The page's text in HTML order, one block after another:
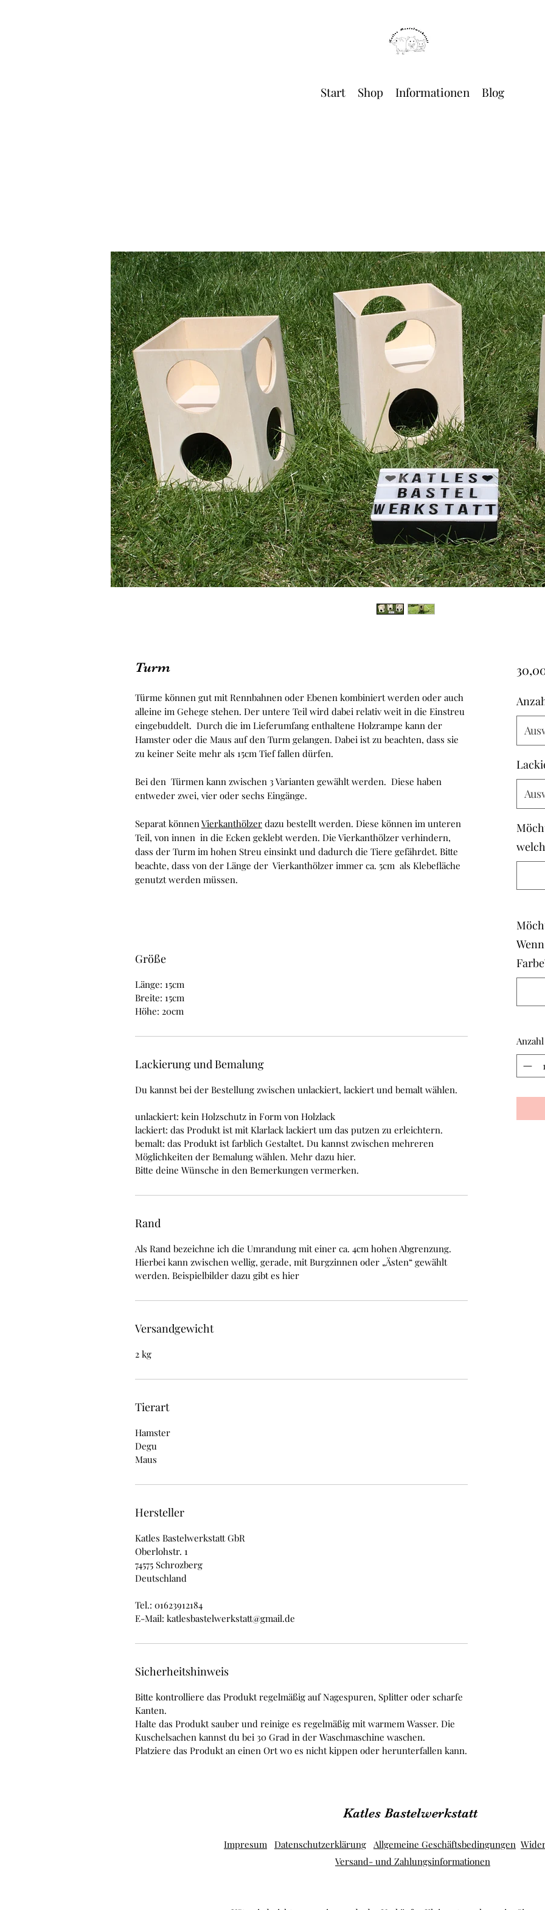
Start Shop Informationen Blog
Turm
Türme können gut mit Rennbahnen oder Ebenen kombiniert werden oder auch
alleine im Gehege stehen. Der untere Teil wird dabei relativ weit in die Einstreu
eingebuddelt. Durch die im Lieferumfang enthaltene Holzrampe kann der
Hamster oder die Maus auf den Turm gelangen. Dabei ist zu beachten, dass sie
zu keiner Seite mehr als 15cm Tief fallen dürfen.
Bei den Türmen kann zwischen 3 Varianten gewählt werden. Diese haben
entweder zwei, vier oder sechs Eingänge.
Separat können Vierkanthölzer dazu bestellt werden. Diese können im unteren
Teil, von innen in die Ecken geklebt werden. Die Vierkanthölzer verhindern,
dass der Turm im hohen Streu einsinkt und dadurch die Tiere gefährdet. Bitte
beachte, dass von der Länge der Vierkanthölzer immer ca. 5cm als Klebefläche
genutzt werden müssen.
Größe
Länge: 15cm
Breite: 15cm
Höhe: 20cm
Lackierung und Bemalung
Du kannst bei der Bestellung zwischen unlackiert, lackiert und bemalt wählen.
unlackiert: kein Holzschutz in Form von Holzlack
lackiert: das Produkt ist mit Klarlack lackiert um das putzen zu erleichtern.
bemalt: das Produkt ist farblich Gestaltet. Du kannst zwischen mehreren
Möglichkeiten der Bemalung wählen. Mehr dazu hier.
Bitte deine Wünsche in den Bemerkungen vermerken.
Rand
Als Rand bezeichne ich die Umrandung mit einer ca. 4cm hohen Abgrenzung.
Hierbei kann zwischen wellig, gerade, mit Burgzinnen oder „Ästen“ gewählt
werden. Beispielbilder dazu gibt es hier
Versandgewicht
2 kg
Tierart
Hamster
Degu
Maus
Hersteller
Katles Bastelwerkstatt GbR
Oberlohstr. 1
74575 Schrozberg
Deutschland
Tel.: 01623912184
E-Mail: katlesbastelwerkstatt@gmail.de
Sicherheitshinweis
Bitte kontrolliere das Produkt regelmäßig auf Nagespuren, Splitter oder scharfe
Kanten.
Halte das Produkt sauber und reinige es regelmäßig mit warmem Wasser. Die
Kuschelsachen kannst du bei 30 Grad in der Waschmaschine waschen.
Platziere das Produkt an einen Ort wo es nicht kippen oder herunterfallen kann.
Anzahl
Katles Bastelwerkstatt
Impresum Datenschutzerklärung Allgemeine Geschäftsbedingungen
Versand- und Zahlungsinformationen